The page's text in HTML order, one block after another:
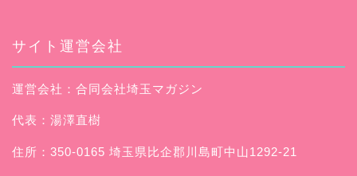
サイト運営会社
運営会社：合同会社埼玉マガジン
代表：湯澤直樹
住所：350-0165 埼玉県比企郡川島町中山1292-21